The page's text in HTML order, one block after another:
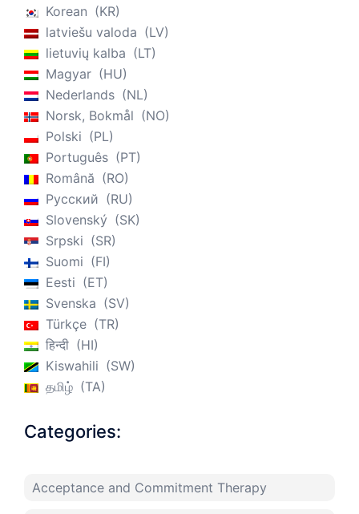
Korean
KR
latviešu valoda
LV
lietuvių kalba
LT
Magyar
HU
Nederlands
NL
Norsk, Bokmål
NO
Polski
PL
Português
PT
Română
RO
Русский
RU
Slovenský
SK
Srpski
SR
Suomi
FI
Eesti
ET
Svenska
SV
Türkçe
TR
हिन्दी
HI
Kiswahili
SW
தமிழ்
TA
Categories:
Acceptance and Commitment Therapy